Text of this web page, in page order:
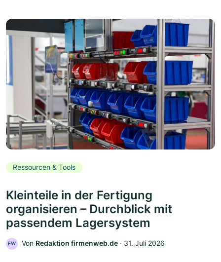
Ressourcen & Tools
Kleinteile in der Fertigung
organisieren – Durchblick mit
passendem Lagersystem
FW Von Redaktion firmenweb.de ‧ 31. Juli 2026